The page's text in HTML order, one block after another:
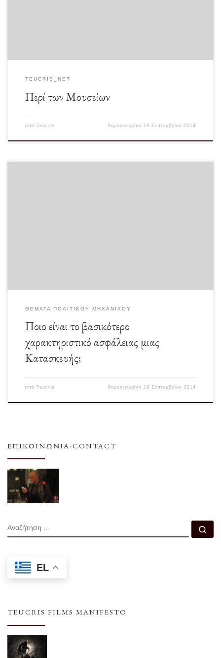
TEUCRIS_NET
Περί των Μουσείων
από Teucris δημοσιευμένο 19 Σεπτεμβρίου 2014
ΘΈΜΑΤΑ ΠΟΛΙΤΙΚΟΎ ΜΗΧΑΝΙΚΟΎ
Ποιο είναι το βασικότερο
χαρακτηριστικό ασφάλειας μιας
Κατασκευής;
από Teucris δημοσιευμένο 19 Σεπτεμβρίου 2014
ΕΠΙΚΟΙΝΩΝΊΑ-CONTACT
ΑΝΑΖΉΤΗΣΗ
EL
TEUCRIS FILMS MANIFESTO